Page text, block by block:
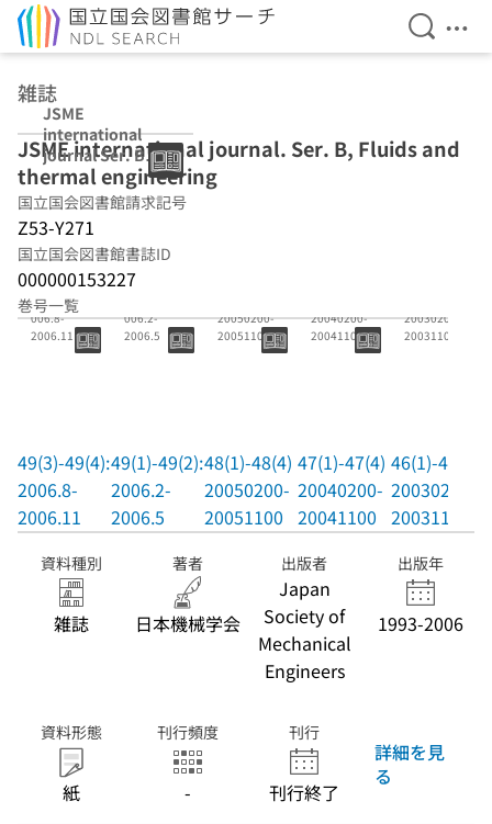
検索を
メ
雑誌
JSME
international
journal Ser. B
Fluids and
thermal
engineering
JSME international journal. Ser. B, Fluids and
thermal engineering
国立国会図書館請求記号
Z53-Y271
国立国会図書館書誌ID
000000153227
巻号一覧
49(3)-49(4):2
006.8-
2006.11
49(3)-49(4):
2006.8-
2006.11
006.2-
2006.5
49(1)-49(2):
2006.2-
2006.5
20050200-
20051100
48(1)-48(4)
20050200-
20051100
20040200-
20041100
47(1)-47(4)
20040200-
20041100
20030200-
20031100
46(1)-46(4)
20030200-
20031100
資料種別
雑誌
著者
日本機械学会
出版者
Japan
Society of
Mechanical
Engineers
出版年
1993-2006
資料形態
紙
刊行頻度
-
刊行
刊行終了
詳細を見
る